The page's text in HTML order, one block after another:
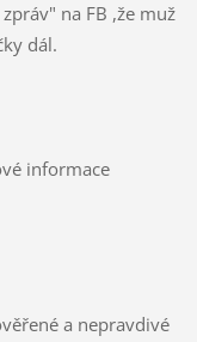
na FB ,že muž
dál.